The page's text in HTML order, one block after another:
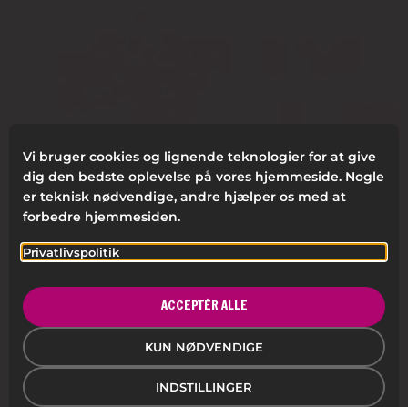
Colorona arbejder med ekspertise inden for
skabende kreativitet. Vi ønsker ikke at være en
virksomhed, der opfylder alle behov. I stedet
adskiller vi os der, hvor vi kan gøre en ekstraordinær
forskel på kundernes arbejdspladser.
Vi bruger cookies og lignende teknologier for at give
dig den bedste oplevelse på vores hjemmeside. Nogle
er teknisk nødvendige, andre hjælper os med at
forbedre hjemmesiden.
Privatlivspolitik
KUN NØDVENDIGE
INDSTILLINGER
ACCEPTÉR ALLE